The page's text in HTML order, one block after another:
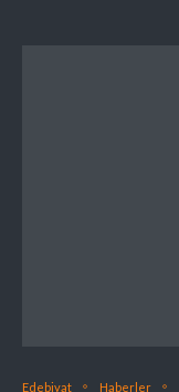
Edebiyat Haberler